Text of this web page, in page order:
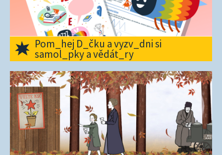
Pom_hej D_čku a vyzv_dni si
samol_pky a vědát_ry